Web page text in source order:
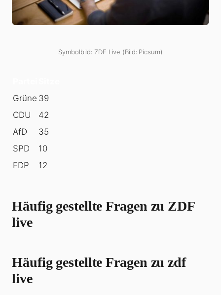
Symbolbild: ZDF Live (Bild: Picsum)
Grüne 39
CDU
42
AfD
35
SPD
10
FDP
12
Häufig gestellte Fragen zu ZDF
live
Häufig gestellte Fragen zu zdf
live